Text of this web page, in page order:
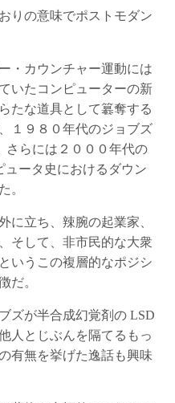
りの意味でポストモダン
・カウンチャー運動には
いたコンピューターの新
たな道具として簒奪する
１９８０年代のジョブズ
さらには２０００年代の
ュータ史におけるダウン
。
に立ち、辣腕の起業家、
そして、非市民的な大衆
いうこの複層的なポジシ
だ。
ズが半合成幻覚剤の LSD
人とじぶんを隔てるもっ
有無を挙げた逸話も興味